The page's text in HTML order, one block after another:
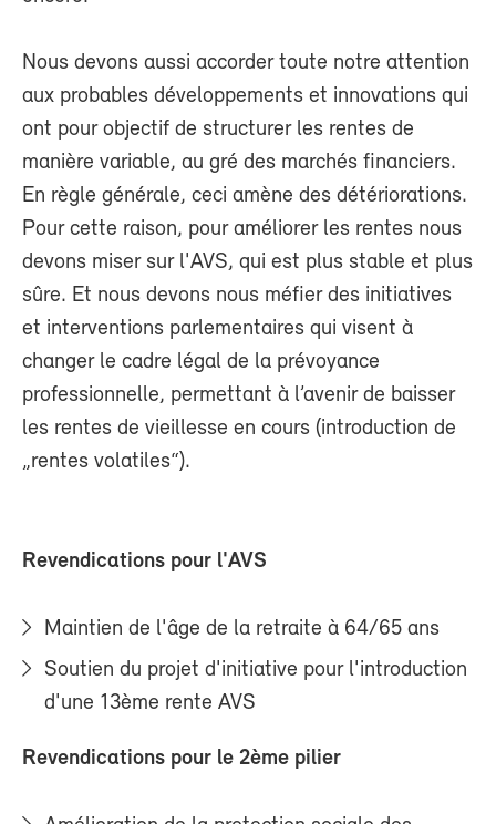
Nous devons aussi accorder toute notre attention
aux probables développements et innovations qui
ont pour objectif de structurer les rentes de
manière variable, au gré des marchés financiers.
En règle générale, ceci amène des détériorations.
Pour cette raison, pour améliorer les rentes nous
devons miser sur l'AVS, qui est plus stable et plus
sûre. Et nous devons nous méfier des initiatives
et interventions parlementaires qui visent à
changer le cadre légal de la prévoyance
professionnelle, permettant à l’avenir de baisser
les rentes de vieillesse en cours (introduction de
„rentes volatiles“).
Revendications pour l'AVS
Maintien de l'âge de la retraite à 64/65 ans
Soutien du projet d'initiative pour l'introduction
d'une 13ème rente AVS
Revendications pour le 2ème pilier